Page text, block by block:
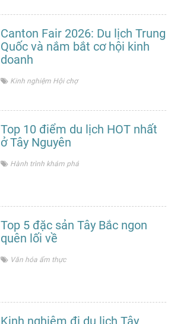
Canton Fair 2026: Du lịch Trung
Quốc và nắm bắt cơ hội kinh
doanh
Kinh nghiệm Hội chợ
Top 10 điểm du lịch HOT nhất
ở Tây Nguyên
Hành trình khám phá
Top 5 đặc sản Tây Bắc ngon
quên lối về
Văn hóa ẩm thực
Kinh nghiệm đi du lịch Tây